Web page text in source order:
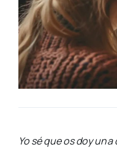
Yo sé que os doy